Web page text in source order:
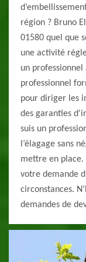
région ? Bruno
01580 quel que
une activité
un
professionnel
pour diriger les
des garanties
suis un
l’élagage sans
mettre en place.
votre demande
circonstances.
demandes de